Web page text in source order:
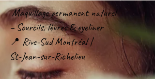
Maquillage permanent naturel
– Sourcils, lèvres & eyeliner
📍 Rive-Sud Montréal |
St-Jean-sur-Richelieu